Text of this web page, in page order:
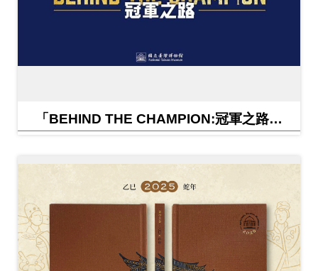
「BEHIND THE CHAMPION:冠軍之路特